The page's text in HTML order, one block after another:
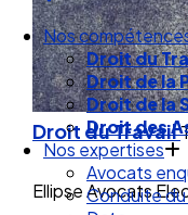
Nos
Droit du
Droit de la
Droit de la
Droit des
Nos expertises
Avocats
Conduite
Data
Droit du Travail
Ellipse Avocats